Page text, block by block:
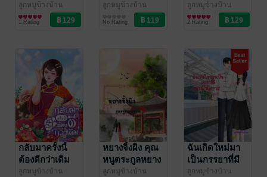
ลูกหมูข้างบ้าน
นิยายรักจีนโบราณ
1 Rating
ลูกหมูข้างบ้าน
นิยายรักจีนโบราณ
No Rating
ลูกหมูข้างบ้าน
นิยายรักจีนโบราณ
2 Rating
กลับมาครั้งนี้
ต้องดีกว่าเดิม
ลูกหมูข้างบ้าน
หยางจิ้งผิง คุณ
หนูตระกูลหยาง
ลูกหมูข้างบ้าน
ฉันเกิดใหม่มา
เป็นภรรยาที่มี
สามีพิการ
ลูกหมูข้างบ้าน